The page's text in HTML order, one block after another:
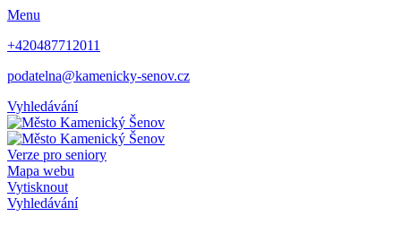
Menu
+420487712011
podatelna@kamenicky-senov.cz
Vyhledávání
Verze pro seniory
Mapa webu
Vytisknout
Vyhledávání